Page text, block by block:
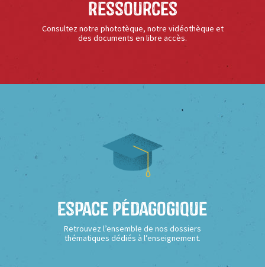
Ressources
Consultez notre phototèque, notre vidéothèque et
des documents en libre accès.
Espace Pédagogique
Retrouvez l’ensemble de nos dossiers
thématiques dédiés à l’enseignement.